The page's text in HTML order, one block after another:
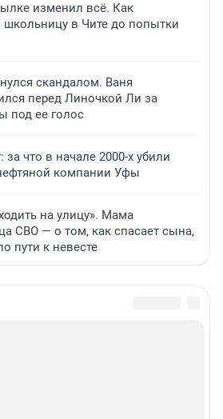
изменил всё. Как
в Чите до попытки
скандалом. Ваня
перед Линочкой Ли за
под ее голос
что в начале 2000-х убили
компании Уфы
на улицу». Мама
СВО — о том, как спасает сына,
пути к невесте